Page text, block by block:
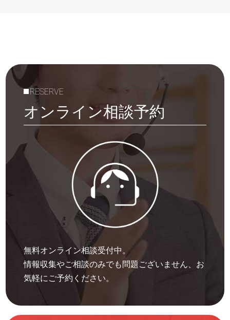
RESERVE
オンライン相談予約
無料オンライン相談受付中。
情報収集やご相談のみでも問題ございません、お
気軽にご予約ください。